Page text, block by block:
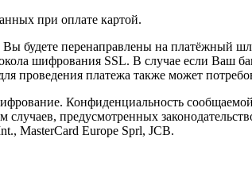
при оплате картой.
Вы будете перенаправлены на
шифрования SSL. В случае если Ваш
проведения платежа также может
Конфиденциальность
случаев, предусмотренных
MasterCard Europe Sprl, JCB.